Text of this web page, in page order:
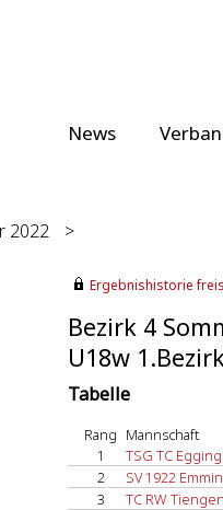
News
2022
>
Ergebnishistorie
Bezirk 4
U18w
Tabelle
Rang Mannschaft
1
TSG TC
2
SV 1922
3
TC RW